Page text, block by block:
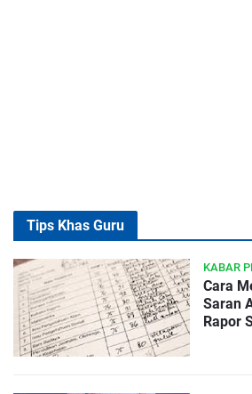
Tips Khas Guru
KABAR
Cara
Saran
Rapor